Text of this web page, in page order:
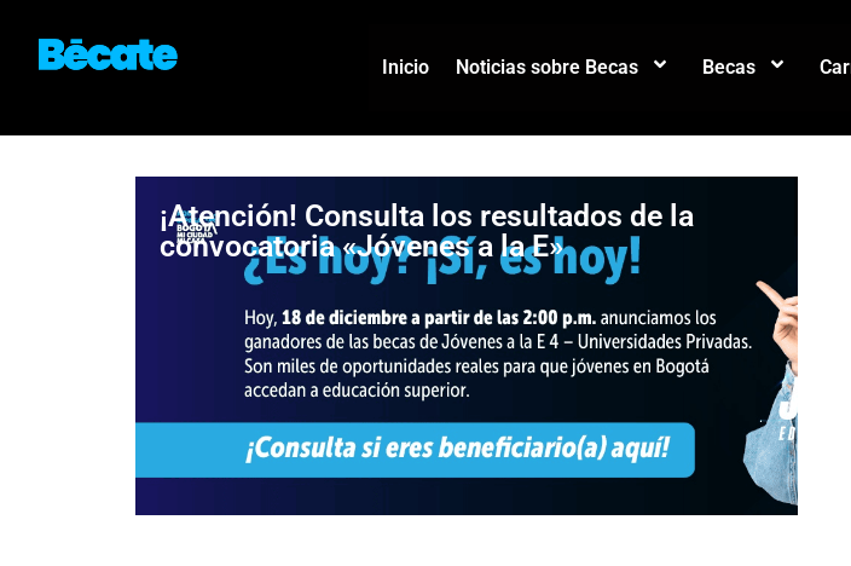
Inicio Noticias sobre Becas Becas
¡Atención! Consulta los resultados de la
convocatoria «Jóvenes a la E»